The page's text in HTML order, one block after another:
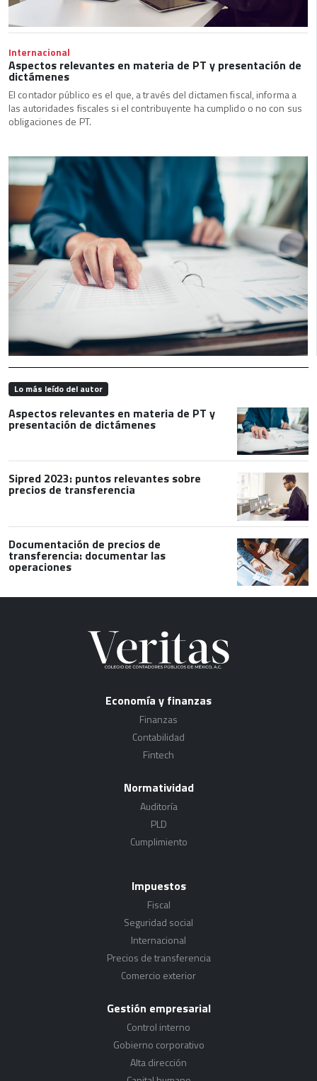
Internacional
Aspectos relevantes en materia de PT y presentación de
dictámenes
El contador público es el que, a través del dictamen fiscal, informa a
las autoridades fiscales si el contribuyente ha cumplido o no con sus
obligaciones de PT.
Lo más leído del autor
Aspectos relevantes en materia de PT y
presentación de dictámenes
Sipred 2023: puntos relevantes sobre
precios de transferencia
Documentación de precios de
transferencia: documentar las
operaciones
Economía y finanzas
Finanzas
Contabilidad
Fintech
Normatividad
Auditoría
PLD
Cumplimiento
Impuestos
Fiscal
Seguridad social
Internacional
Precios de transferencia
Comercio exterior
Gestión empresarial
Control interno
Gobierno corporativo
Alta dirección